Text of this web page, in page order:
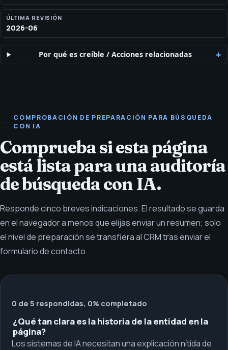
ÚLTIMA REVISIÓN
2026-06
Por qué es creíble / Acciones relacionadas
COMPROBACIÓN DE PREPARACIÓN PARA BÚSQUEDA
CON IA
Comprueba si esta página
está lista para una auditoría
de búsqueda con IA.
Responde cinco breves indicaciones. El resultado se guarda
en el navegador a menos que elijas enviar un resumen; solo
el nivel de preparación se transfiera al CRM tras enviar el
formulario de contacto.
0 de 5 respondidas, 0% completado
¿Qué tan clara es la historia de la entidad en la
página?
Los sistemas de IA necesitan una explicación nítida de